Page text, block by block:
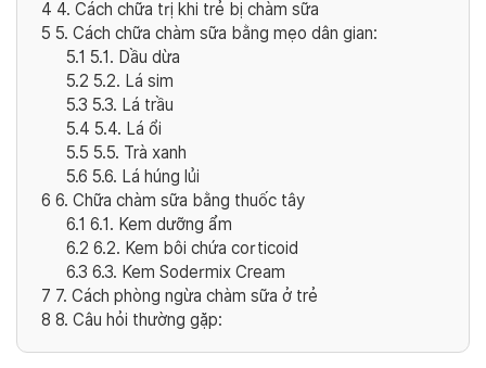
4 4. Cách chữa trị khi trẻ bị chàm sữa
5 5. Cách chữa chàm sữa bằng mẹo dân gian:
5.1 5.1. Dầu dừa
5.2 5.2. Lá sim
5.3 5.3. Lá trầu
5.4 5.4. Lá ổi
5.5 5.5. Trà xanh
5.6 5.6. Lá húng lủi
6 6. Chữa chàm sữa bằng thuốc tây
6.1 6.1. Kem dưỡng ẩm
6.2 6.2. Kem bôi chứa corticoid
6.3 6.3. Kem Sodermix Cream
7 7. Cách phòng ngừa chàm sữa ở trẻ
8 8. Câu hỏi thường gặp: